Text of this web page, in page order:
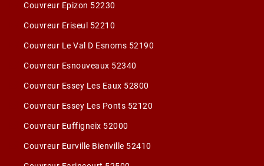
Couvreur Epizon 52230
Couvreur Eriseul 52210
Couvreur Le Val D Esnoms 52190
Couvreur Esnouveaux 52340
Couvreur Essey Les Eaux 52800
Couvreur Essey Les Ponts 52120
Couvreur Euffigneix 52000
Couvreur Eurville Bienville 52410